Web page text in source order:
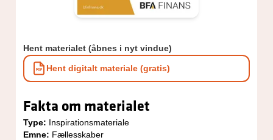
Hent materialet (åbnes i nyt vindue)
Hent digitalt materiale (gratis)
Fakta om materialet
Type: Inspirationsmateriale
Emne: Fællesskaber